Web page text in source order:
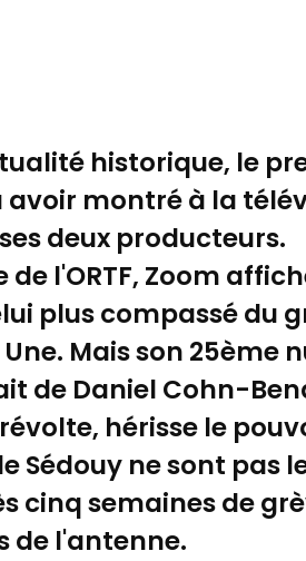
historique, le
montré à la
deux producteurs.
l'ORTF, Zoom
plus compassé du
Mais son 25ème
de Daniel Cohn-
hérisse le
Sédouy ne sont pas
semaines de
de l'antenne.